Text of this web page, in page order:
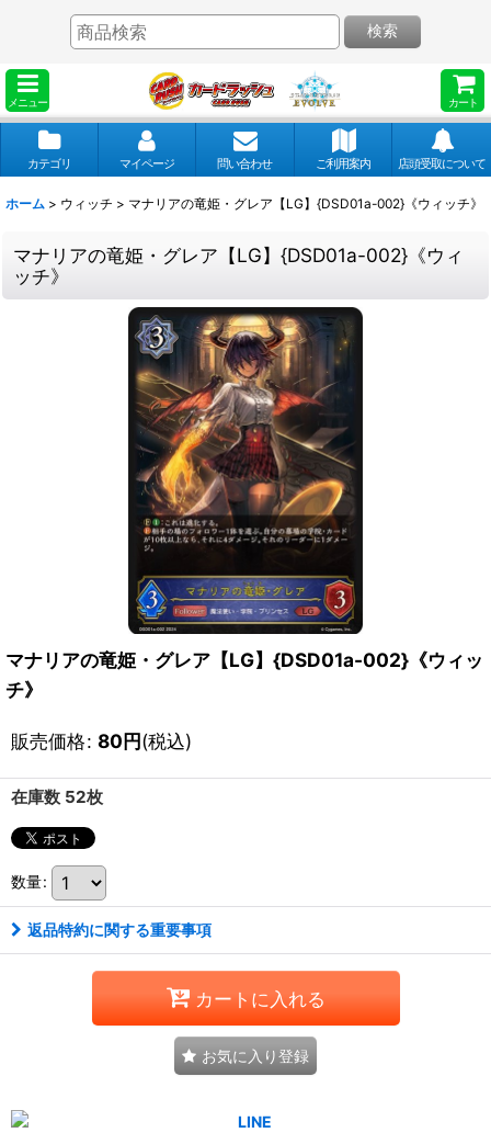
メニュー カート
検索
カテゴリ マイページ 問い合わせ ご利用案内 店頭受取について
ホーム > ウィッチ > マナリアの竜姫・グレア【LG】{DSD01a-002}《ウィッチ》
マナリアの竜姫・グレア【LG】{DSD01a-002}《ウィ
ッチ》
マナリアの竜姫・グレア【LG】{DSD01a-002}《ウィッ
チ》
販売価格: 80円(税込)
在庫数 52枚
数量:
返品特約に関する重要事項
カートに入れる
お気に入り登録